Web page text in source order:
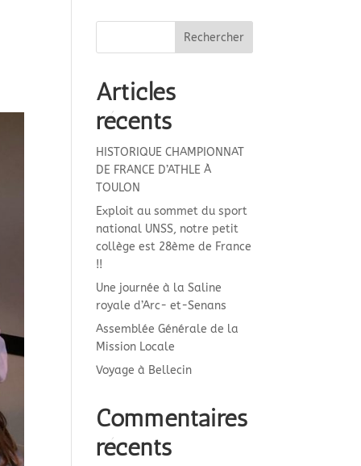
Articles
récents
HISTORIQUE CHAMPIONNAT
DE FRANCE D’ATHLE À
TOULON
Exploit au sommet du sport
national UNSS, notre petit
collège est 28ème de France
!!
Une journée à la Saline
royale d’Arc- et-Senans
Assemblée Générale de la
Mission Locale
Voyage à Bellecin
Commentaires
récents